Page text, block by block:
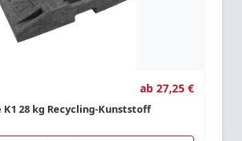
ab 27,25 €
28 kg Recycling-Kunststoff